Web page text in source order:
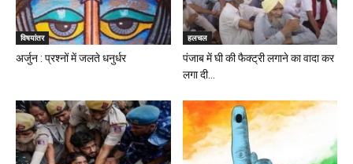
विषयांतर
अर्जुन : प्रश्नों में जलते धनुर्धर
हलचल
पंजाब में घी की फैक्ट्री लगाने का वादा कर
लगा दी...